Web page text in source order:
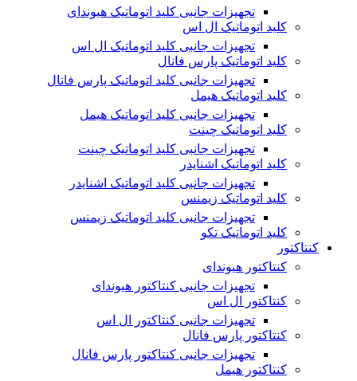
تجهیزات جانبی کلید اتوماتیک هیوندای
کلید اتوماتیک ال اس
تجهیزات جانبی کلید اتوماتیک ال اس
کلید اتوماتیک پارس فانال
تجهیزات جانبی کلید اتوماتیک پارس فانال
کلید اتوماتیک هیمل
تجهیزات جانبی کلید اتوماتیک هیمل
کلید اتوماتیک چینت
تجهیزات جانبی کلید اتوماتیک چینت
کلید اتوماتیک اشنایدر
تجهیزات جانبی کلید اتوماتیک اشنایدر
کلید اتوماتیک زیمنس
تجهیزات جانبی کلید اتوماتیک زیمنس
کلید اتوماتیک تکو
کنتاکتور
کنتاکتور هیوندای
تجهیزات جانبی کنتاکتور هیوندای
کنتاکتور ال اس
تجهیزات جانبی کنتاکتور ال اس
کنتاکتور پارس فانال
تجهیزات جانبی کنتاکتور پارس فانال
کنتاکتور هیمل